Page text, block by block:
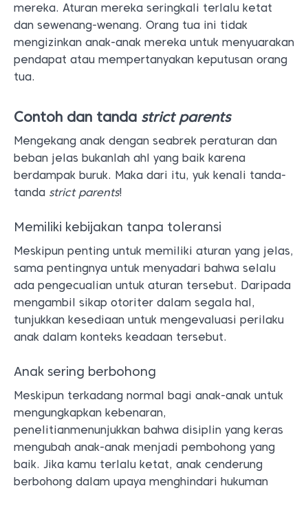
mereka. Aturan mereka seringkali terlalu ketat
dan sewenang-wenang. Orang tua ini tidak
mengizinkan anak-anak mereka untuk menyuarakan
pendapat atau mempertanyakan keputusan orang
tua.
Contoh dan tanda strict parents
Mengekang anak dengan seabrek peraturan dan
beban jelas bukanlah ahl yang baik karena
berdampak buruk. Maka dari itu, yuk kenali tanda-
tanda strict parents!
Memiliki kebijakan tanpa toleransi
Meskipun penting untuk memiliki aturan yang jelas,
sama pentingnya untuk menyadari bahwa selalu
ada pengecualian untuk aturan tersebut. Daripada
mengambil sikap otoriter dalam segala hal,
tunjukkan kesediaan untuk mengevaluasi perilaku
anak dalam konteks keadaan tersebut.​
Anak sering berbohong
Meskipun terkadang normal bagi anak-anak untuk
mengungkapkan kebenaran,
penelitianmenunjukkan bahwa disiplin yang keras
mengubah anak-anak menjadi pembohong yang
baik. Jika kamu terlalu ketat, anak cenderung
berbohong dalam upaya menghindari hukuman